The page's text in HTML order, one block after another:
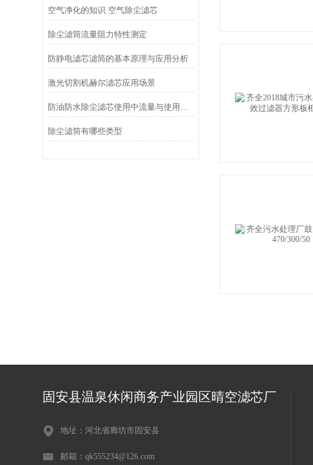
空气净化的知识 空气除尘滤芯
除尘滤筒流量阻力特性测定
防静电滤芯滤筒的基本原理与应用分析
激光切割机赫尔滤芯应用场景
防油防水除尘滤芯使用中流量与使用寿命的关系
除尘滤筒有哪些类型
固安县温泉休闲商务产业园区晴空滤芯厂
地址：河北省廊坊市固安县
邮箱：qk555234@126.com